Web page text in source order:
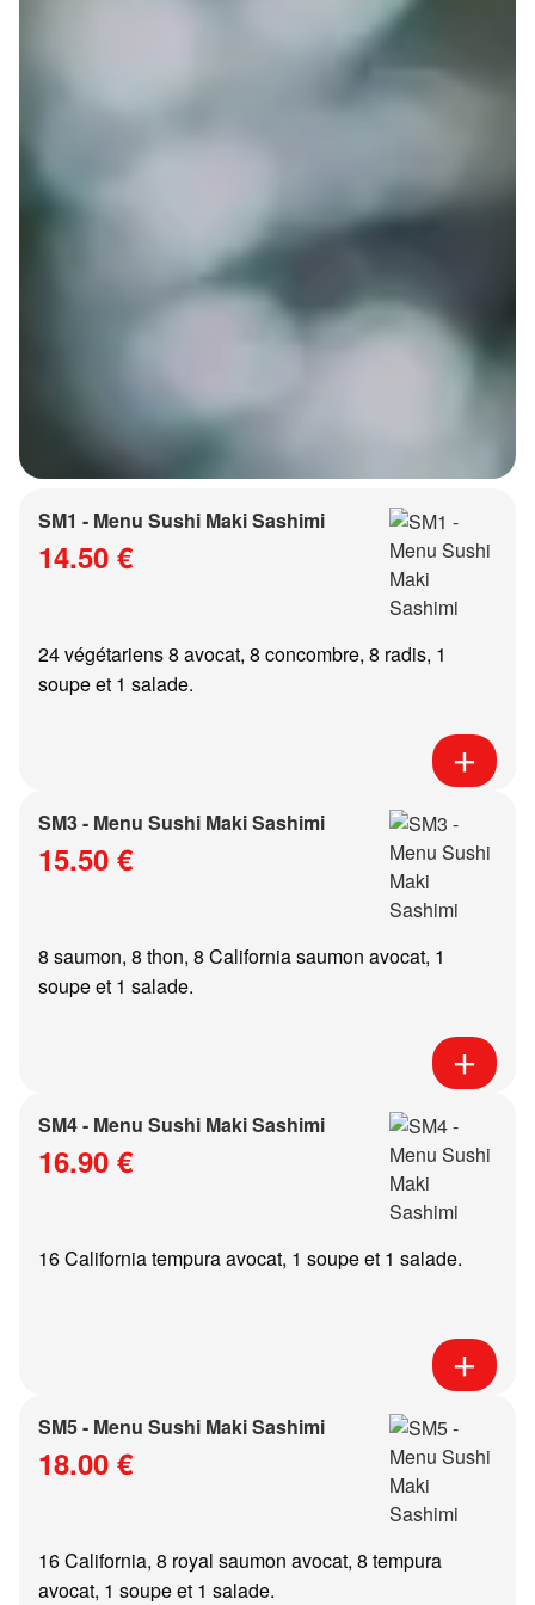
SM1 - Menu Sushi Maki Sashimi
14.50 €
24 végétariens 8 avocat, 8 concombre, 8 radis, 1
soupe et 1 salade.
SM3 - Menu Sushi Maki Sashimi
15.50 €
8 saumon, 8 thon, 8 California saumon avocat, 1
soupe et 1 salade.
SM4 - Menu Sushi Maki Sashimi
16.90 €
16 California tempura avocat, 1 soupe et 1 salade.
SM5 - Menu Sushi Maki Sashimi
18.00 €
16 California, 8 royal saumon avocat, 8 tempura
avocat, 1 soupe et 1 salade.